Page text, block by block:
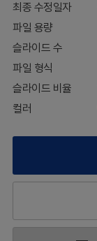
와
탐
최종 수정일자
파일 용량
슬라이드 수
파일 형식
슬라이드 비율
컬러